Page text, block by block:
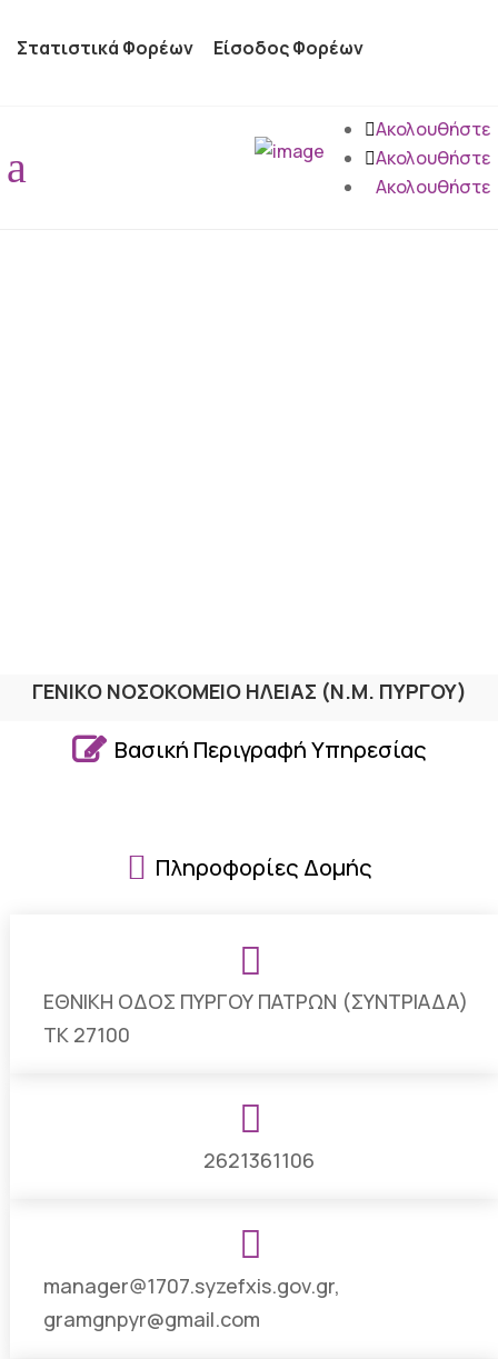
Στατιστικά Φορέων Είσοδος Φορέων
a
Ακολουθήστε
Ακολουθήστε
Ακολουθήστε
ΓΕΝΙΚΟ ΝΟΣΟΚΟΜΕΙΟ ΗΛΕΙΑΣ (Ν.Μ. ΠΥΡΓΟΥ)
 Βασική Περιγραφή Υπηρεσίας
 Πληροφορίες Δομής

ΕΘΝΙΚΗ ΟΔΟΣ ΠΥΡΓΟΥ ΠΑΤΡΩΝ (ΣΥΝΤΡΙΑΔΑ)
ΤΚ 27100

2621361106

manager@1707.syzefxis.gov.gr,
gramgnpyr@gmail.com